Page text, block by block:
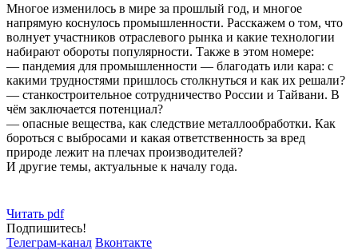
Многое изменилось в мире за прошлый год, и многое
напрямую коснулось промышленности. Расскажем о том, что
волнует участников отраслевого рынка и какие технологии
набирают обороты популярности. Также в этом номере:
— пандемия для промышленности — благодать или кара: с
какими трудностями пришлось столкнуться и как их решали?
— станкостроительное сотрудничество России и Тайвани. В
чём заключается потенциал?
— опасные вещества, как следствие металлообработки. Как
бороться с выбросами и какая ответственность за вред
природе лежит на плечах производителей?
И другие темы, актуальные к началу года.
Читать pdf
Подпишитесь!
Телеграм-канал Вконтакте